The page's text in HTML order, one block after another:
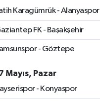
Karagümrük - Alanyaspor
FK - Başakşehir
- Göztepe
Mayıs, Pazar
- Konyaspor